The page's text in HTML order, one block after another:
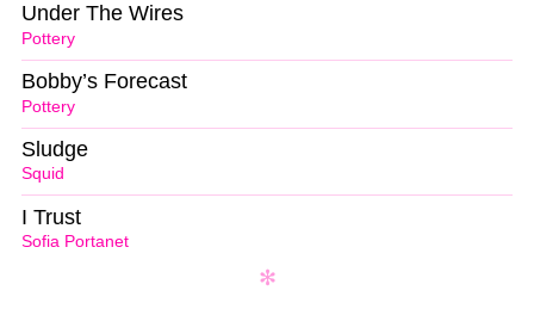
Pottery
Under The Wires
Pottery
Bobby’s Forecast
Squid
Sludge
Sofia Portanet
I Trust